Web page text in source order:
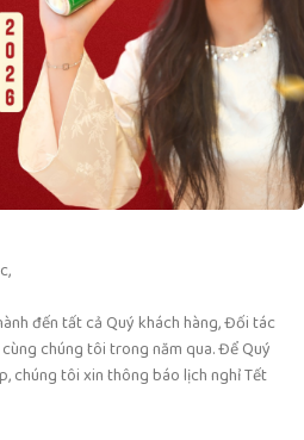
đến tất cả Quý khách hàng, Đối tác
chúng tôi trong năm qua. Để Quý
chúng tôi xin thông báo lịch nghỉ Tết